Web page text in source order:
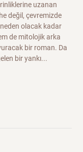
uzanan
değil, çevremizde
olacak kadar
de mitolojik arka
bir roman. Da
bir yankı...